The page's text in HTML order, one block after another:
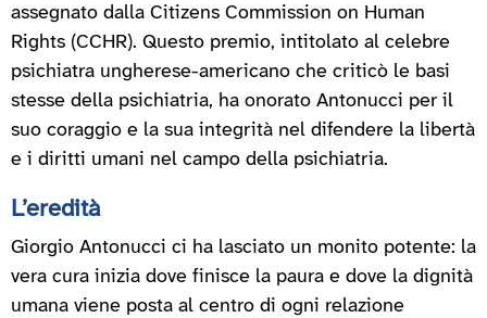
assegnato dalla Citizens Commission on Human
Rights (CCHR). Questo premio, intitolato al celebre
psichiatra ungherese-americano che criticò le basi
stesse della psichiatria, ha onorato Antonucci per il
suo coraggio e la sua integrità nel difendere la libertà
e i diritti umani nel campo della psichiatria.
L’eredità
Giorgio Antonucci ci ha lasciato un monito potente: la
vera cura inizia dove finisce la paura e dove la dignità
umana viene posta al centro di ogni relazione